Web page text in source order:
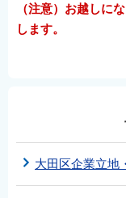
（注意）お越しに
します。
大田区企業立地